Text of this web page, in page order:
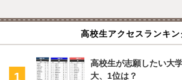
高校生アクセスランキン
高校生が志願したい大
大、1位は？